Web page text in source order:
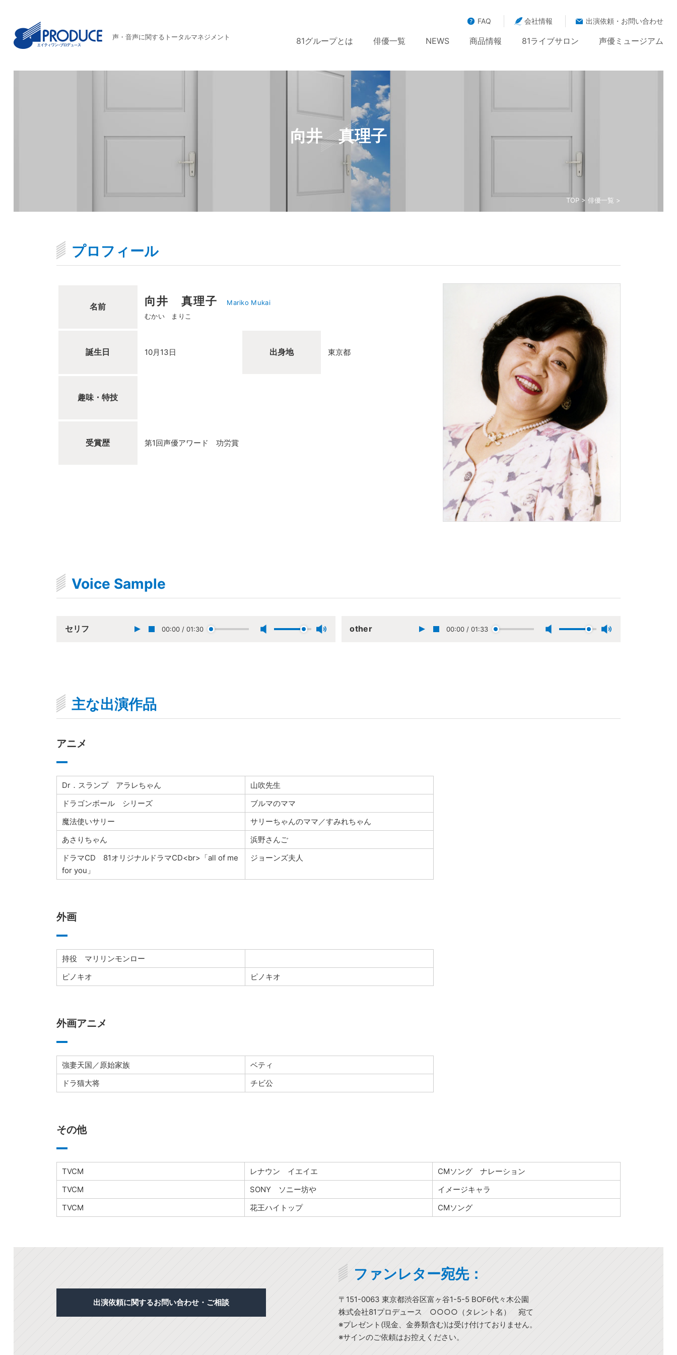
声・音声に関するトータルマネジメント
FAQ 会社情報 出演依頼・お問い合わせ
81グループとは 俳優一覧 NEWS 商品情報 81ライブサロン 声優ミュージアム
TOP> 俳優一覧 >
向井 真理子
プロフィール
名前 向井 真理子
Mariko Mukai
むかい まりこ
誕生日 10月13日 出身地 東京都
趣味・特技
受賞歴 第1回声優アワード 功労賞
Voice Sample
セリフ 00:00 / 01:30 other 00:00 / 01:33
主な出演作品
アニメ
Dr．スランプ アラレちゃん
山吹先生
ドラゴンボール シリーズ
ブルマのママ
魔法使いサリー
サリーちゃんのママ／すみれちゃん
あさりちゃん
浜野さんご
ドラマCD 81オリジナルドラマCD<br>「all of me
for you」
ジョーンズ夫人
外画
持役 マリリンモンロー
ピノキオ
ピノキオ
外画アニメ
強妻天国／原始家族
ベティ
ドラ猫大将
チビ公
その他
TVCM レナウン イエイエ
CMソング ナレーション
TVCM
SONY ソニー坊や
イメージキャラ
TVCM
花王ハイトップ CMソング
出演依頼に関するお問い合わせ・ご相談
ファンレター宛先：
〒151-0063 東京都渋谷区富ヶ谷1-5-5 BOF6代々木公園
株式会社81プロデュース ○○○○（タレント名） 宛て
※プレゼント(現金、金券類含む)は受け付けておりません。
※サインのご依頼はお控えください。